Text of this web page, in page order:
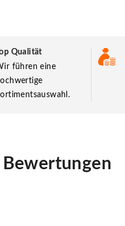
Qualität
führen eine
Bewertungen